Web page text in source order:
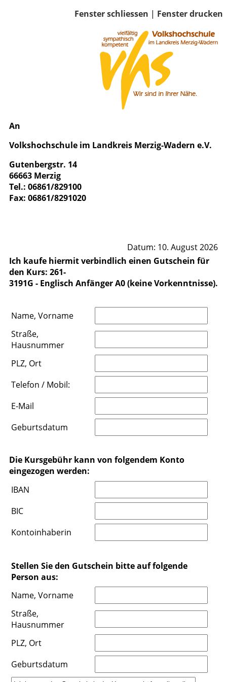
Fenster schliessen | Fenster drucken
An
Volkshochschule im Landkreis Merzig-Wadern e.V.
Gutenbergstr. 14
66663 Merzig
Tel.: 06861/829100
Fax: 06861/8291020
Datum: 10. August 2026
Ich kaufe hiermit verbindlich einen Gutschein für
den Kurs: 261-
3191G - Englisch Anfänger A0 (keine Vorkenntnisse).
Name, Vorname
Straße,
Hausnummer
PLZ, Ort
Telefon / Mobil:
E-Mail
Geburtsdatum
Die Kursgebühr kann von folgendem Konto
eingezogen werden:
IBAN
BIC
Kontoinhaberin
Stellen Sie den Gutschein bitte auf folgende
Person aus:
Name, Vorname
Straße,
Hausnummer
PLZ, Ort
Geburtsdatum